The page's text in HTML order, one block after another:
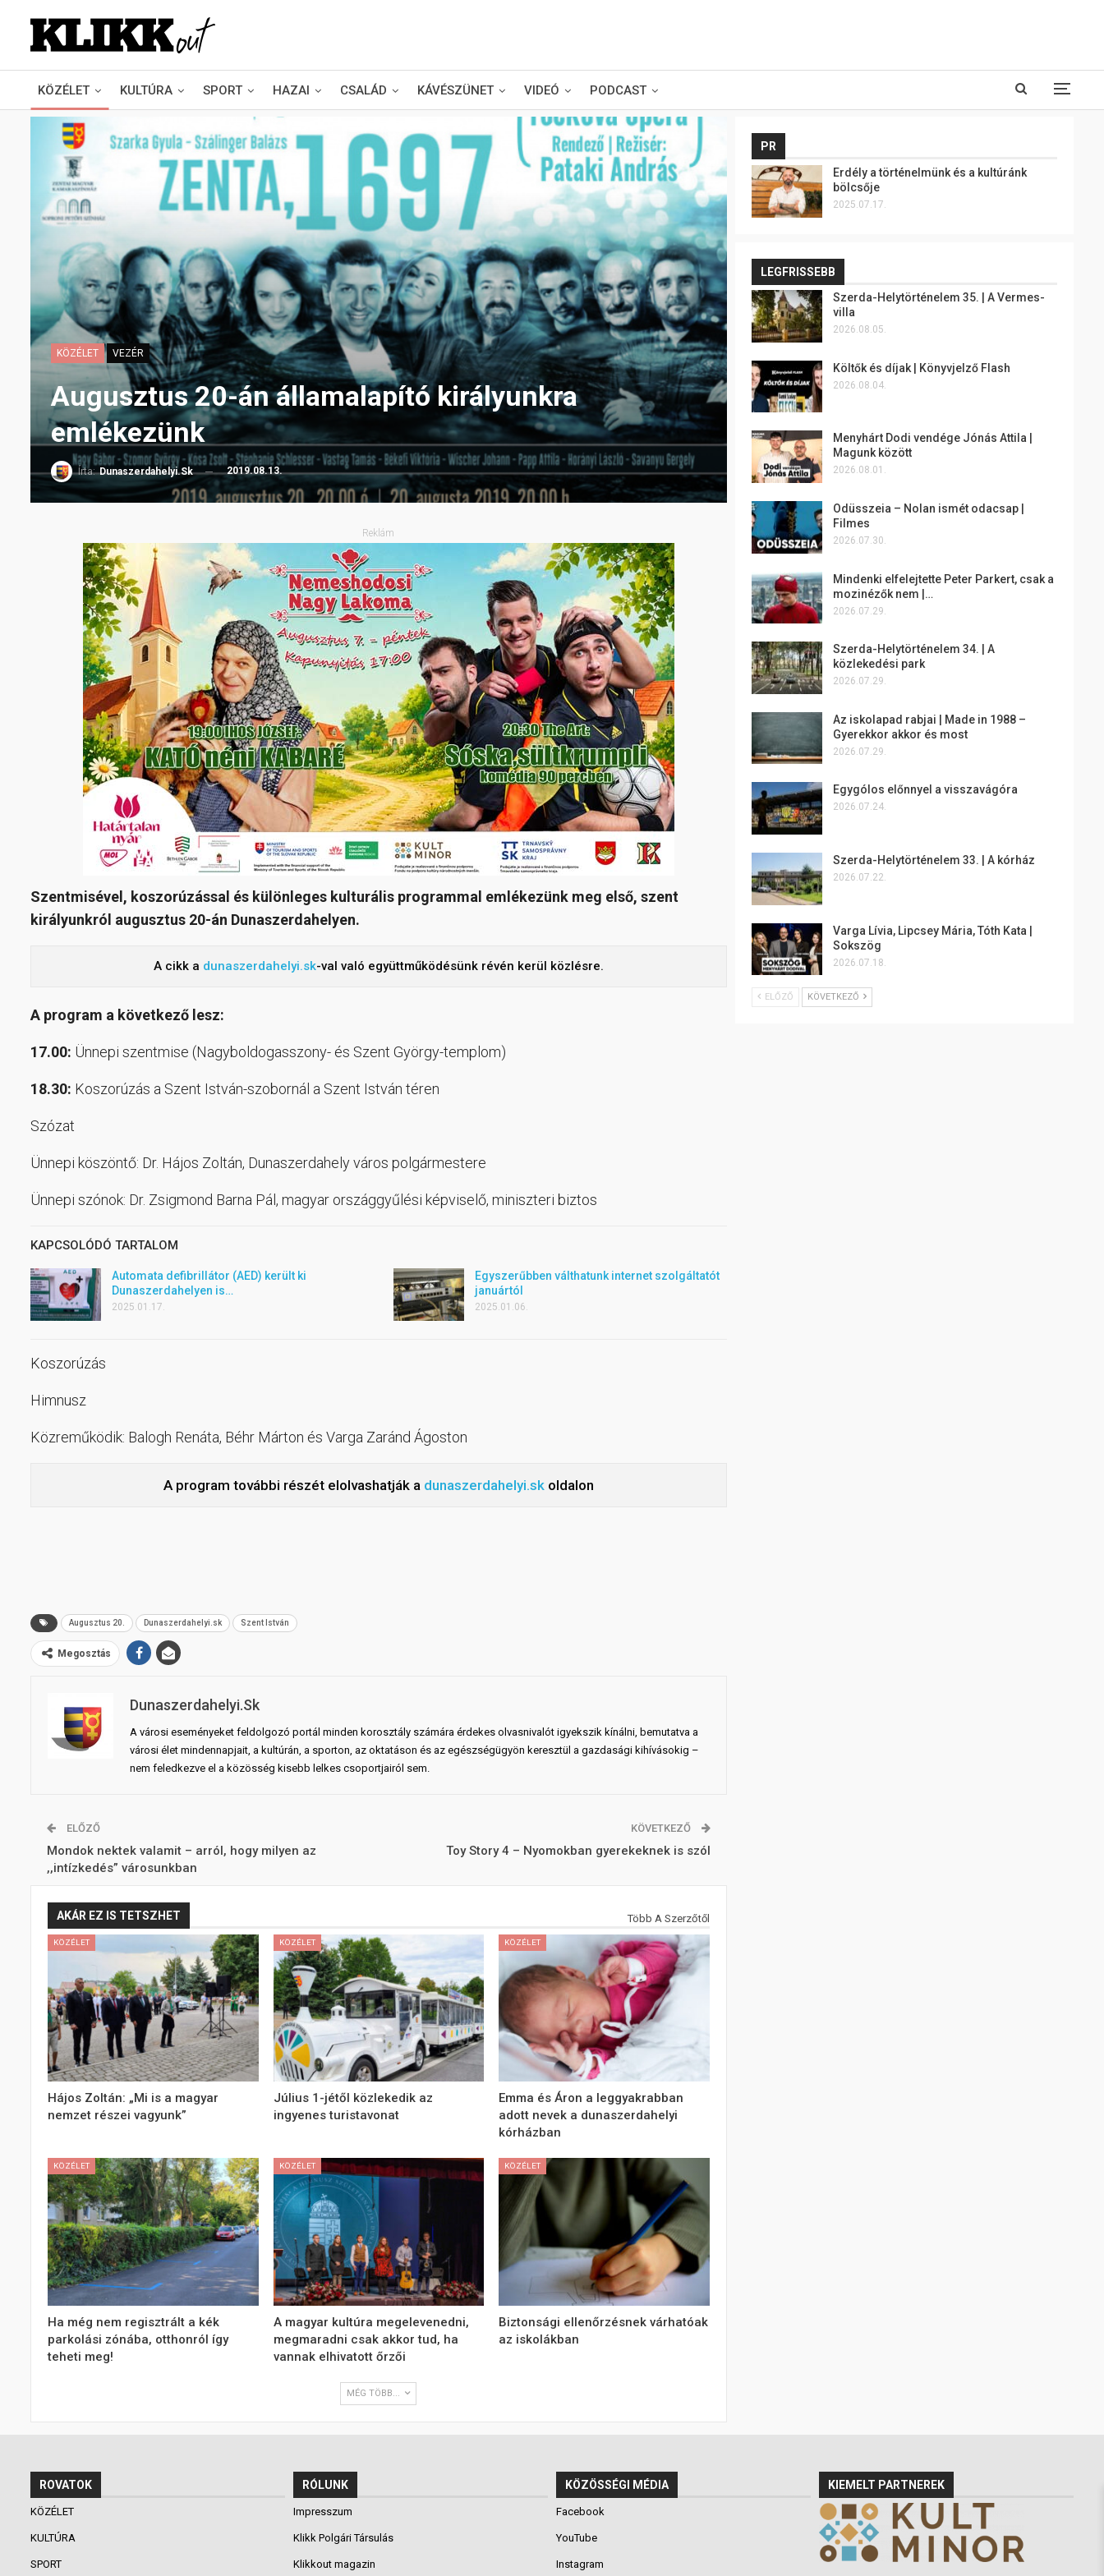
KÖZÉLET KULTÚRA SPORT HAZAI CSALÁD KÁVÉSZÜNET VIDEÓ PODCAST
KÖZÉLET VEZÉR
Augusztus 20-án államalapító királyunkra
emlékezünk
Írta:Dunaszerdahelyi.sk 2019.08.13.
Reklám
Szentmisével, koszorúzással és különleges kulturális programmal emlékezünk meg első, szent
királyunkról augusztus 20-án Dunaszerdahelyen.
A cikk a dunaszerdahelyi.sk-val való együttműködésünk révén kerül közlésre.
A program a következő lesz:
17.00: Ünnepi szentmise (Nagyboldogasszony- és Szent György-templom)
18.30: Koszorúzás a Szent István-szobornál a Szent István téren
Szózat
Ünnepi köszöntő: Dr. Hájos Zoltán, Dunaszerdahely város polgármestere
Ünnepi szónok: Dr. Zsigmond Barna Pál, magyar országgyűlési képviselő, miniszteri biztos
KAPCSOLÓDÓ TARTALOM
Automata defibrillátor (AED) került ki
Dunaszerdahelyen is…
2025.01.17.
Egyszerűbben válthatunk internet szolgáltatót
januártól
2025.01.06.
Koszorúzás
Himnusz
Közreműködik: Balogh Renáta, Béhr Márton és Varga Zaránd Ágoston
A program további részét elolvashatják a dunaszerdahelyi.sk oldalon
Augusztus 20. Dunaszerdahelyi.sk Szent István
Megosztás
Dunaszerdahelyi.sk
A városi eseményeket feldolgozó portál minden korosztály számára érdekes olvasnivalót igyekszik kínálni, bemutatva a
városi élet mindennapjait, a kultúrán, a sporton, az oktatáson és az egészségügyön keresztül a gazdasági kihívásokig –
nem feledkezve el a közösség kisebb lelkes csoportjairól sem.
ELŐZŐ
Mondok nektek valamit – arról, hogy milyen az
,,intízkedés” városunkban
KÖVETKEZŐ
Toy Story 4 – Nyomokban gyerekeknek is szól
AKÁR EZ IS TETSZHET Több A Szerzőtől
KÖZÉLET
Hájos Zoltán: „Mi is a magyar
nemzet részei vagyunk”
KÖZÉLET
Július 1-jétől közlekedik az
ingyenes turistavonat
KÖZÉLET
Emma és Áron a leggyakrabban
adott nevek a dunaszerdahelyi
kórházban
KÖZÉLET
Ha még nem regisztrált a kék
parkolási zónába, otthonról így
teheti meg!
KÖZÉLET
A magyar kultúra megelevenedni,
megmaradni csak akkor tud, ha
vannak elhivatott őrzői
KÖZÉLET
Biztonsági ellenőrzésnek várhatóak
az iskolákban
MÉG TÖBB...
PR
Erdély a történelmünk és a kultúránk
bölcsője
2025.07.17.
LEGFRISSEBB
Szerda-Helytörténelem 35. | A Vermes-
villa
2026.08.05.
Költők és díjak | Könyvjelző Flash
2026.08.04.
Menyhárt Dodi vendége Jónás Attila |
Magunk között
2026.08.01.
Odüsszeia – Nolan ismét odacsap |
Filmes
2026.07.30.
Mindenki elfelejtette Peter Parkert, csak a
mozinézők nem |…
2026.07.29.
Szerda-Helytörténelem 34. | A
közlekedési park
2026.07.29.
Az iskolapad rabjai | Made in 1988 –
Gyerekkor akkor és most
2026.07.29.
Egygólos előnnyel a visszavágóra
2026.07.24.
Szerda-Helytörténelem 33. | A kórház
2026.07.22.
Varga Lívia, Lipcsey Mária, Tóth Kata |
Sokszög
2026.07.18.
ELŐZŐ KÖVETKEZŐ
ROVATOK
KÖZÉLET
KULTÚRA
SPORT
RÓLUNK
Impresszum
Klikk Polgári Társulás
Klikkout magazin
KÖZÖSSÉGI MÉDIA
Facebook
YouTube
Instagram
KIEMELT PARTNEREK